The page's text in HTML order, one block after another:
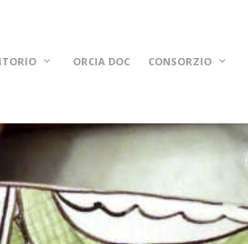
ORCIA DOC CONSORZIO